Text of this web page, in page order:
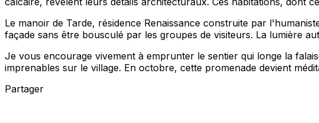
Le manoir de Tarde, résidence Renaissance construite par
façade sans être bousculé par les groupes de visiteurs. La lumière
Je vous encourage vivement à emprunter le sentier qui longe la
imprenables sur le village. En octobre, cette promenade devient
Partager